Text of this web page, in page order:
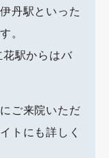
丹駅といった
。
駅からはバ
ご来院いただ
トにも詳しく